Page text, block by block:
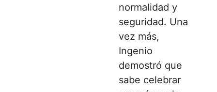
normalidad y
seguridad. Una
vez más,
Ingenio
demostró que
sabe celebrar